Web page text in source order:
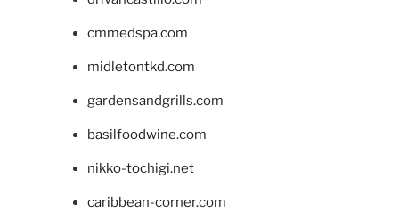
cmmedspa.com
midletontkd.com
gardensandgrills.com
basilfoodwine.com
nikko-tochigi.net
caribbean-corner.com